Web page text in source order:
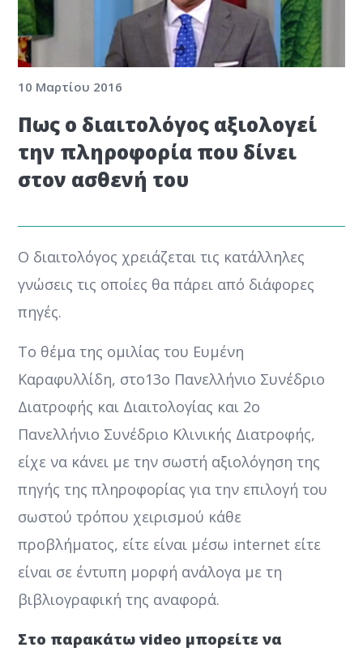
10 Μαρτίου 2016
Πως ο διαιτολόγος αξιολογεί
την πληροφορία που δίνει
στον ασθενή του
O διαιτολόγος χρειάζεται τις κατάλληλες
γνώσεις τις οποίες θα πάρει από διάφορες
πηγές.
Το θέμα της ομιλίας του Ευμένη
Καραφυλλίδη, στο13ο Πανελλήνιο Συνέδριο
Διατροφής και Διαιτολογίας και 2ο
Πανελλήνιο Συνέδριο Κλινικής Διατροφής,
είχε να κάνει με την σωστή αξιολόγηση της
πηγής της πληροφορίας για την επιλογή του
σωστού τρόπου χειρισμού κάθε
προβλήματος, είτε είναι μέσω internet είτε
είναι σε έντυπη μορφή ανάλογα με τη
βιβλιογραφική της αναφορά.
Στο παρακάτω video μπορείτε να